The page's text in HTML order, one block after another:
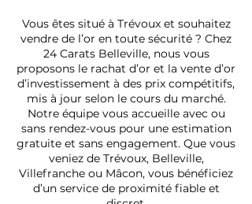
Vous êtes situé à Trévoux et souhaitez
vendre de l’or en toute sécurité ? Chez
24 Carats Belleville, nous vous
proposons le rachat d’or et la vente d’or
d’investissement à des prix compétitifs,
mis à jour selon le cours du marché.
Notre équipe vous accueille avec ou
sans rendez-vous pour une estimation
gratuite et sans engagement. Que vous
veniez de Trévoux, Belleville,
Villefranche ou Mâcon, vous bénéficiez
d’un service de proximité fiable et